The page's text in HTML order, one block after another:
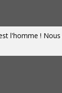
l'homme ! Nous